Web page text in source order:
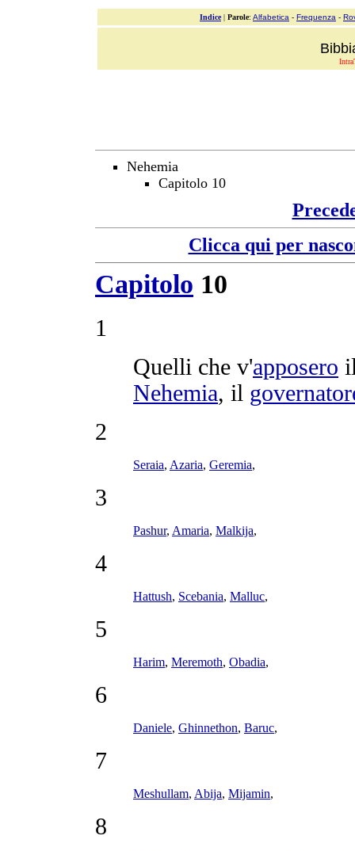
Indice| Parole: Alfabetica - Frequenza -
Nehemia
Capitolo 10
Clicca qui per
Capitolo 10
1
Quelli che v'apposero
Nehemia, il
2
Seraia, Azaria, Geremia,
3
Pashur, Amaria, Malkija,
4
Hattush, Scebania, Malluc,
5
Harim, Meremoth, Obadia,
6
Daniele, Ghinnethon, Baruc,
7
Meshullam, Abija, Mijamin,
8